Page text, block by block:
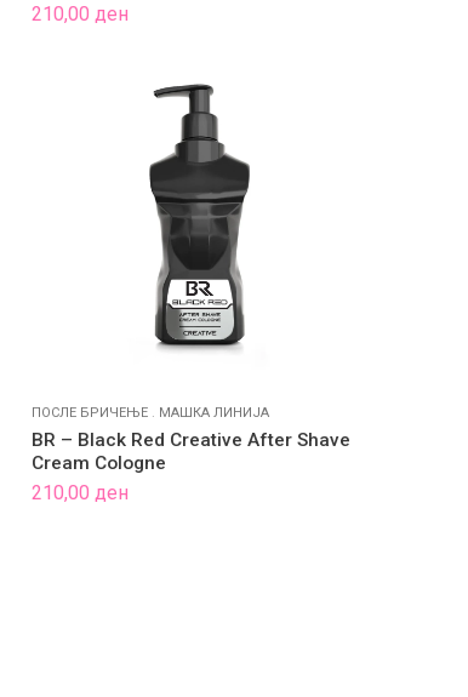
210,00 ден
ПОСЛЕ БРИЧЕЊЕ. МАШКА ЛИНИЈА
BR – Black Red Creative After Shave
Cream Cologne
210,00 ден